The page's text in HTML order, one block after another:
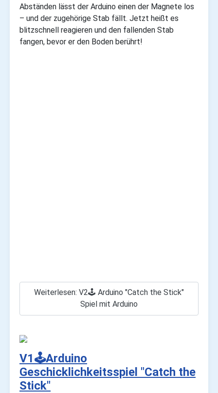
Abständen lässt der Arduino einen der Magnete los
– und der zugehörige Stab fällt. Jetzt heißt es
blitzschnell reagieren und den fallenden Stab
fangen, bevor er den Boden berührt!
Weiterlesen: V2🕹️ Arduino "Catch the Stick"
Spiel mit Arduino
V1🕹️Arduino
Geschicklichkeitsspiel "Catch the
Stick"